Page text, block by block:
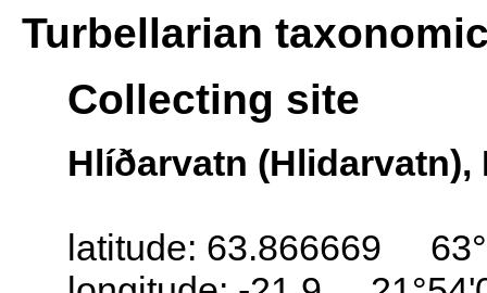
Turbellarian
Collecting site
Hlíðarvatn (Hlidarvatn),
latitude: 63.866669